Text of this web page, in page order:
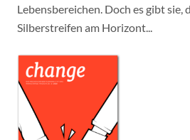
Lebensbereichen. Doch es gibt sie,
Silberstreifen am Horizont...